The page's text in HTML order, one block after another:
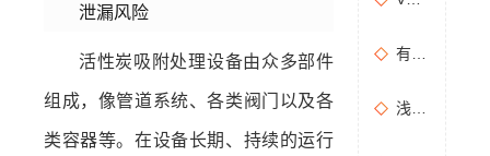
泄漏风险
活性炭吸附处理设备由众多部件
组成，像管道系统、各类阀门以及各
类容器等。在设备长期、持续的运行